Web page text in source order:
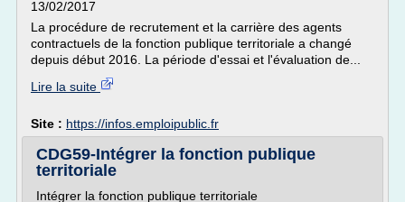
13/02/2017
La procédure de recrutement et la carrière des agents
contractuels de la fonction publique territoriale a changé
depuis début 2016. La période d'essai et l'évaluation de...
Lire la suite
Site : https://infos.emploipublic.fr
CDG59-Intégrer la fonction publique
territoriale
Intégrer la fonction publique territoriale